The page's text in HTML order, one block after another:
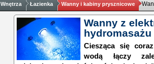
Wnętrza Łazienka Wanny i kabiny prysznicowe
Wanny z
hydromasażu
Ciesząca się
wodą łączy